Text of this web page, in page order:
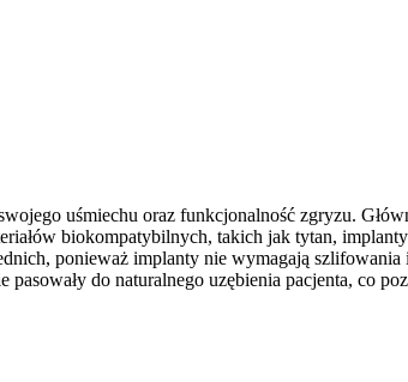
uśmiechu oraz funkcjonalność zgryzu.
biokompatybilnych, takich jak tytan,
ponieważ implanty nie wymagają
do naturalnego uzębienia pacjenta, co